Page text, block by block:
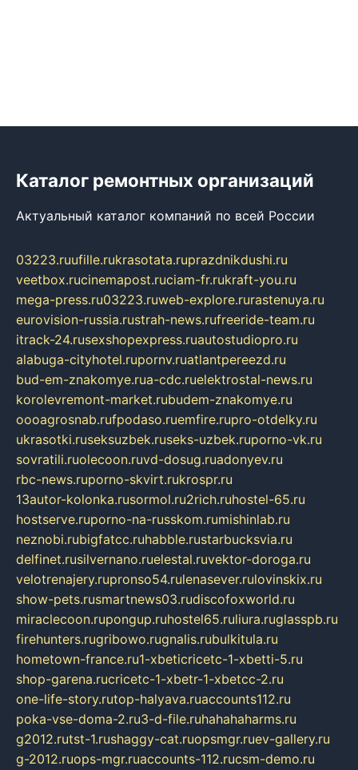
Каталог ремонтных организаций
Актуальный каталог компаний по всей России
03223.ruufille.rukrasotata.ruprazdnikdushi.ru
veetbox.rucinemapost.ruciam-fr.rukraft-you.ru
mega-press.ru03223.ruweb-explore.rurastenuya.ru
eurovision-russia.rustrah-news.rufreeride-team.ru
itrack-24.rusexshopexpress.ruautostudiopro.ru
alabuga-cityhotel.rupornv.ruatlantpereezd.ru
bud-em-znakomye.rua-cdc.ruelektrostal-news.ru
korolevremont-market.rubudem-znakomye.ru
oooagrosnab.rufpodaso.ruemfire.rupro-otdelky.ru
ukrasotki.ruseksuzbek.ruseks-uzbek.ruporno-vk.ru
sovratili.ruolecoon.ruvd-dosug.ruadonyev.ru
rbc-news.ruporno-skvirt.rukrospr.ru
13autor-kolonka.rusormol.ru2rich.ruhostel-65.ru
hostserve.ruporno-na-russkom.rumishinlab.ru
neznobi.rubigfatcc.ruhabble.rustarbucksvia.ru
delfinet.rusilvernano.ruelestal.ruvektor-doroga.ru
velotrenajery.rupronso54.rulenasever.rulovinskix.ru
show-pets.rusmartnews03.rudiscofoxworld.ru
miraclecoon.rupongup.ruhostel65.ruliura.ruglasspb.ru
firehunters.rugribowo.rugnalis.rubulkitula.ru
hometown-france.ru1-xbeticricetc-1-xbetti-5.ru
shop-garena.rucricetc-1-xbetr-1-xbetcc-2.ru
one-life-story.rutop-halyava.ruaccounts112.ru
poka-vse-doma-2.ru3-d-file.ruhahahaharms.ru
g2012.rutst-1.rushaggy-cat.ruopsmgr.ruev-gallery.ru
g-2012.ruops-mgr.ruaccounts-112.rucsm-demo.ru